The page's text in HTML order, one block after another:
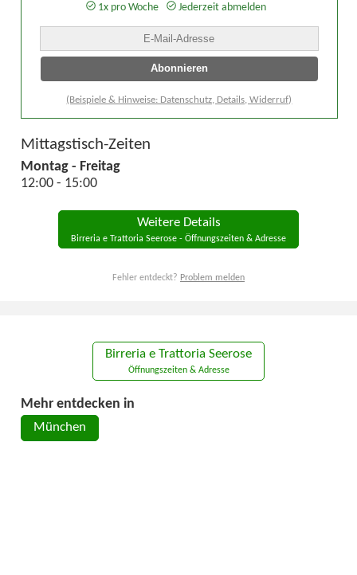
1x pro Woche
Jederzeit abmelden
(Beispiele & Hinweise: Datenschutz, Details, Widerruf)
Mittagstisch-Zeiten
Montag - Freitag
12:00 - 15:00
Weitere Details
Birreria e Trattoria Seerose - Öffnungszeiten & Adresse
Fehler entdeckt? Problem melden
Birreria e Trattoria Seerose
Öffnungszeiten & Adresse
Mehr entdecken in
München